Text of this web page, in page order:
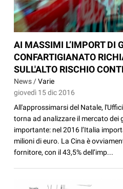
AI MASSIMI L’IMPORT DI
CONFARTIGIANATO
SULL'ALTO RISCHIO
News /Varie
giovedì 15 dic 2016
All'approssimarsi del Natale,
torna ad analizzare il mercato dei
importante: nel 2016 l’Italia
milioni di euro. La Cina è
fornitore, con il 43,5% dell’imp...